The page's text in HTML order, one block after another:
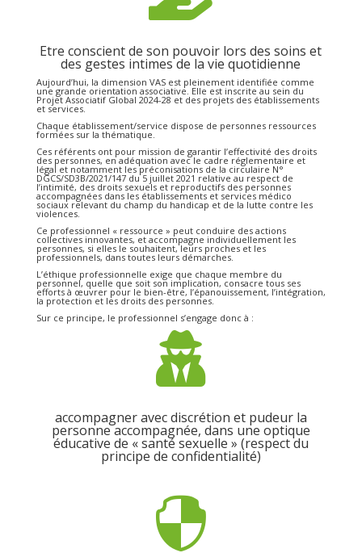
Etre conscient de son pouvoir lors des soins et
des gestes intimes de la vie quotidienne
Aujourd’hui, la dimension VAS est pleinement identifiée comme
une grande orientation associative. Elle est inscrite au sein du
Projet Associatif Global 2024-28 et des projets des établissements
et services.
Chaque établissement/service dispose de personnes ressources
formées sur la thématique.
Ces référents ont pour mission de garantir l’effectivité des droits
des personnes, en adéquation avec le cadre réglementaire et
légal et notamment les préconisations de la circulaire N°
DGCS/SD3B/2021/147 du 5 juillet 2021 relative au respect de
l’intimité, des droits sexuels et reproductifs des personnes
accompagnées dans les établissements et services médico
sociaux relevant du champ du handicap et de la lutte contre les
violences.
Ce professionnel « ressource » peut conduire des actions
collectives innovantes, et accompagne individuellement les
personnes, si elles le souhaitent, leurs proches et les
professionnels, dans toutes leurs démarches.
L’éthique professionnelle exige que chaque membre du
personnel, quelle que soit son implication, consacre tous ses
efforts à œuvrer pour le bien-être, l’épanouissement, l’intégration,
la protection et les droits des personnes.
Sur ce principe, le professionnel s’engage donc à :

accompagner avec discrétion et pudeur la
personne accompagnée, dans une optique
éducative de « santé sexuelle » (respect du
principe de confidentialité)
